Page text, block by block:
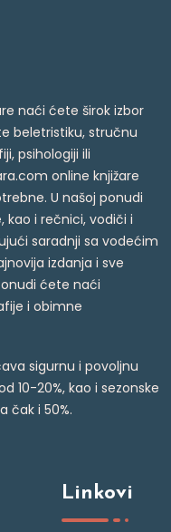
naći ćete širok izbor
beletristiku, stručnu
psihologiji ili
online knjižare
U našoj ponudi
kao i rečnici, vodiči i
saradnji sa vodećim
izdanja i sve
ćete naći
i obimne
sigurnu i povoljnu
10-20%, kao i sezonske
čak i 50%.
Linkovi